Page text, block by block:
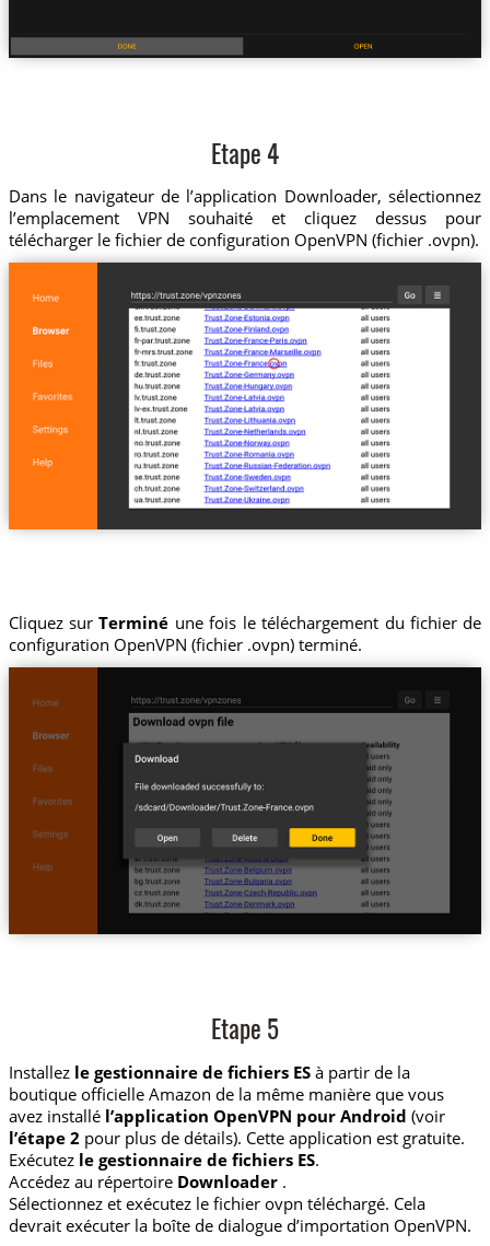
Etape 4
Dans le navigateur de l’application Downloader, sélectionnez
l’emplacement VPN souhaité et cliquez dessus pour
télécharger le fichier de configuration OpenVPN (fichier .ovpn).
Cliquez surTerminé une fois le téléchargement du fichier de
configuration OpenVPN (fichier .ovpn) terminé.
Etape 5
Installez le gestionnaire de fichiers ESà partir de la
boutique officielle Amazon de la même manière que vous
avez installé l’application OpenVPN pour Android (voir
l’étape 2 pour plus de détails). Cette application est gratuite.
Exécutez le gestionnaire de fichiers ES.
Accédez au répertoire Downloader.
Sélectionnez et exécutez le fichier ovpn téléchargé. Cela
devrait exécuter la boîte de dialogue d’importation OpenVPN.